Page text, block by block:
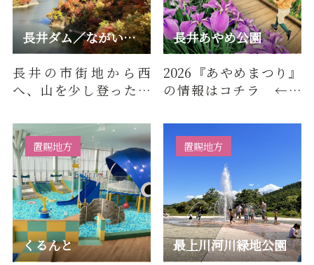
長井ダム／ながい百秋湖
長井の市街地から西
へ、山を少し登ったと
23（2011）年に完成し
た「長井ダム…
長井あやめ公園
2026『あやめまつり』
の情報はコチラ ←タ
ち」長井市のシンボル
にな…
くるんと
置賜地方
最上川河川緑地公園
置賜地方